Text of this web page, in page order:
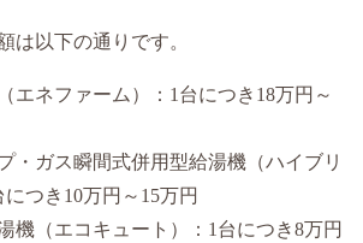
は以下の通りです。
エネファーム）：1台につき18万円～
・ガス瞬間式併用型給湯機（ハイブリ
つき10万円～15万円
機（エコキュート）：1台につき8万円